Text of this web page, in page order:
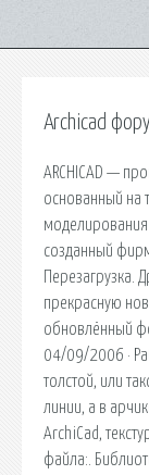
Archicad
ARCHICAD —
основанный на
созданный
прекрасную
обновлённый
04/09/2006 ·
толстой, или
линии, а в
ArchiCad,
файла:.